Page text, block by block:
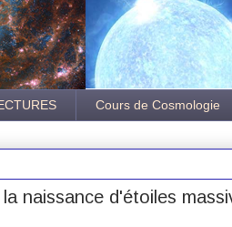
Cours de Cosmologie
naissance d'étoiles